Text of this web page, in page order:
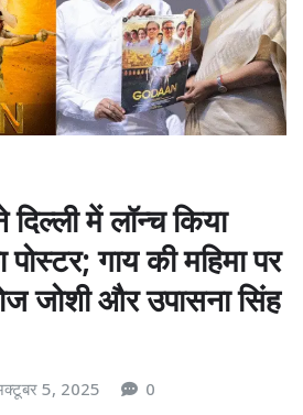
में लॉन्च किया
पोस्टर; गाय की महिमा पर
जोशी और उपासना सिंह
5, 2025 0